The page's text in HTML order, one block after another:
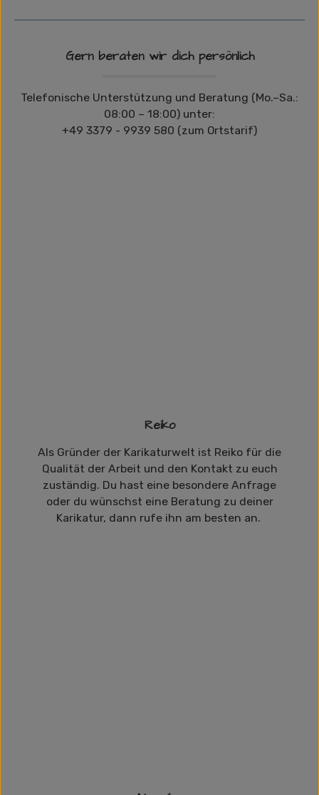
Gern beraten wir dich persönlich
Telefonische Unterstützung und Beratung (Mo.–Sa.:
08:00 – 18:00) unter:
+49 3379 - 9939 580 (zum Ortstarif)
Reiko
Als Gründer der Karikaturwelt ist Reiko für die
Qualität der Arbeit und den Kontakt zu euch
zuständig. Du hast eine besondere Anfrage
oder du wünschst eine Beratung zu deiner
Karikatur, dann rufe ihn am besten an.